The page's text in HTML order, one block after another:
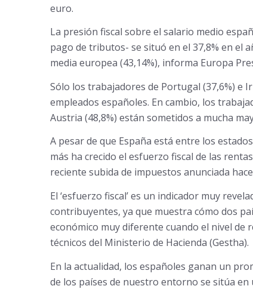
euro.
La presión fiscal sobre el salario medio
pago de tributos- se situó en el 37,8% en el
media europea (43,14%), informa Europa
Sólo los trabajadores de Portugal (37,6%) e
empleados españoles. En cambio, los
Austria (48,8%) están sometidos a mucha
A pesar de que España está entre los
más ha crecido el esfuerzo fiscal de las
reciente subida de impuestos anunciada
El ‘esfuerzo fiscal’ es un indicador muy
contribuyentes, ya que muestra cómo dos
económico muy diferente cuando el nivel de
técnicos del Ministerio de Hacienda (Gestha).
En la actualidad, los españoles ganan un
de los países de nuestro entorno se sitúa